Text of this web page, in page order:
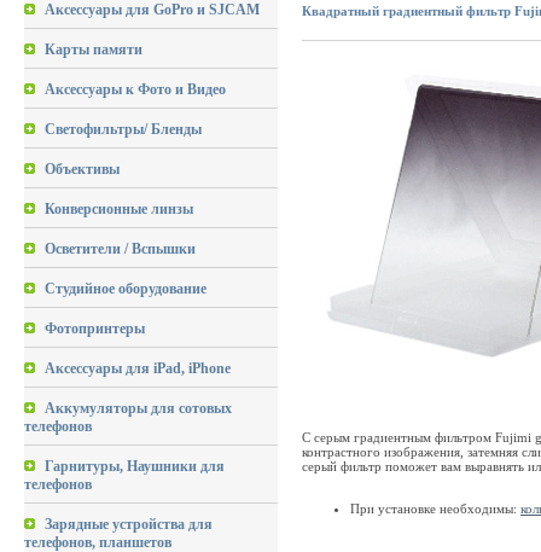
Аксессуары для GoPro и SJCAM
Карты памяти
Аксессуары к Фото и Видео
Светофильтры/ Бленды
Объективы
Конверсионные линзы
Осветители / Вспышки
Студийное оборудование
Фотопринтеры
Аксессуары для iPad, iPhone
Аккумуляторы для сотовых
телефонов
Гарнитуры, Наушники для
телефонов
Зарядные устройства для
телефонов, планшетов
Квадратный градиентный фильтр
С серым градиентным фильтром Fujimi
контрастного изображения, затемняя
серый фильтр поможет вам выравнять
При установке необходимы: